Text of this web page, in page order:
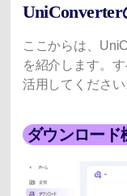
ここからは、
を紹介します。
活用してください
ダウンロード